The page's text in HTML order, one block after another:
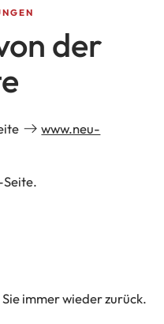
der
www.neu-
Seite.
immer wieder zurück.